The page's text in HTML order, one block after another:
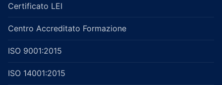
Certificato LEI
Centro Accreditato Formazione
ISO 9001:2015
ISO 14001:2015